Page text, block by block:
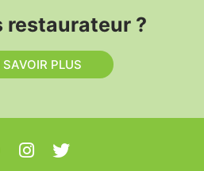
restaurateur ?
SAVOIR PLUS